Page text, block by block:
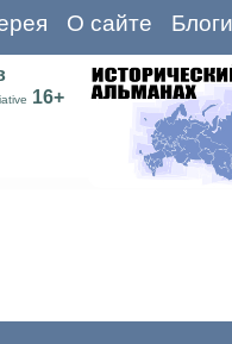
О сайте Блоги
16+